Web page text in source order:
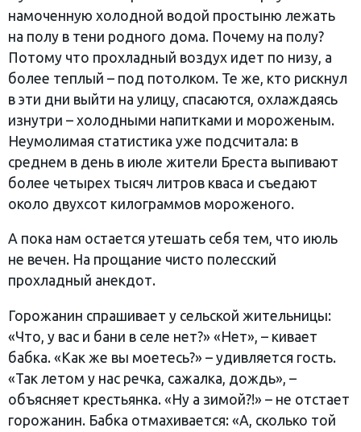
намоченную холодной водой простыню лежать
на полу в тени родного дома. Почему на полу?
Потому что прохладный воздух идет по низу, а
более теплый – под потолком. Те же, кто рискнул
в эти дни выйти на улицу, спасаются, охлаждаясь
изнутри – холодными напитками и мороженым.
Неумолимая статистика уже подсчитала: в
среднем в день в июле жители Бреста выпивают
более четырех тысяч литров кваса и съедают
около двухсот килограммов мороженого.
А пока нам остается утешать себя тем, что июль
не вечен. На прощание чисто полесский
прохладный анекдот.
Горожанин спрашивает у сельской жительницы:
«Что, у вас и бани в селе нет?» «Нет», – кивает
бабка. «Как же вы моетесь?» – удивляется гость.
«Так летом у нас речка, сажалка, дождь», –
объясняет крестьянка. «Ну а зимой?!» – не отстает
горожанин. Бабка отмахивается: «А, сколько той